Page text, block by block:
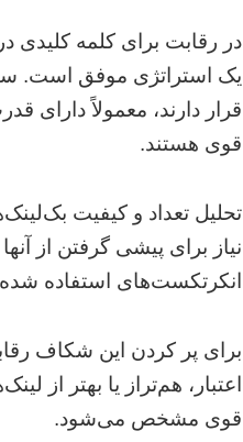
در رقابت برای کلمه کلیدی
یک استراتژی موفق است.
قوی هستند.
تحلیل تعداد و کیفیت
نیاز برای پیشی گرفتن از
انکرتکست‌های استفاده
برای پر کردن این شکاف
اعتبار، هم‌تراز یا بهتر از
قوی مشخص می‌شود.